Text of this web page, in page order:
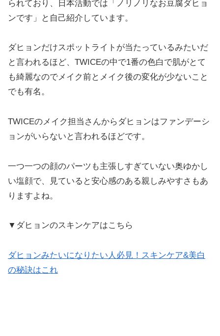
られており、日本活動では「ノリノリなお豆腐ダヒョ
ンです」と自己紹介しています。
ダヒョンだけスポットライトが当たっているみたいだ
と言われるほど、TWICEの中で1番の色白で肌がとて
も綺麗なのでメイク前とメイク後の変化が少ないこと
でも有名。
TWICEのメイク担当さんからダヒョンはファンデーシ
ョンがいらないと言われるほどです。
一つ一つの顔のパーツも主張しすぎていない奥ゆかし
い塩顔で、見ていると安心感のある親しみやすさもあ
りますよね。
▼ダヒョンのスキンケアはこちら
ダヒョンみたいになりたい人必見！スキンケア&美白
の秘訣はこれ